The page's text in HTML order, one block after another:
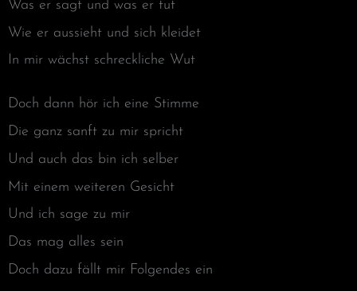
Was er sagt und was er tut
Wie er aussieht und sich kleidet
In mir wächst schreckliche Wut
Doch dann hör ich eine Stimme
Die ganz sanft zu mir spricht
Und auch das bin ich selber
Mit einem weiteren Gesicht
Und ich sage zu mir
Das mag alles sein
Doch dazu fällt mir Folgendes ein